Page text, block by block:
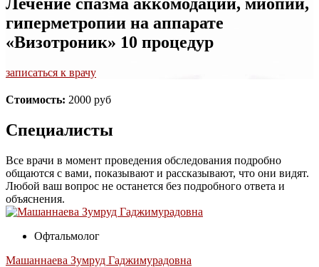
гиперметропии на аппарате
«Визотроник» 10 процедур
записаться к врачу
Стоимость: 2000 руб
Специалисты
Все врачи в момент проведения обследования подробно
общаются с вами, показывают и рассказывают, что они видят.
Любой ваш вопрос не останется без подробного ответа и
объяснения.
Офтальмолог
Машаннаева Зумруд Гаджимурадовна